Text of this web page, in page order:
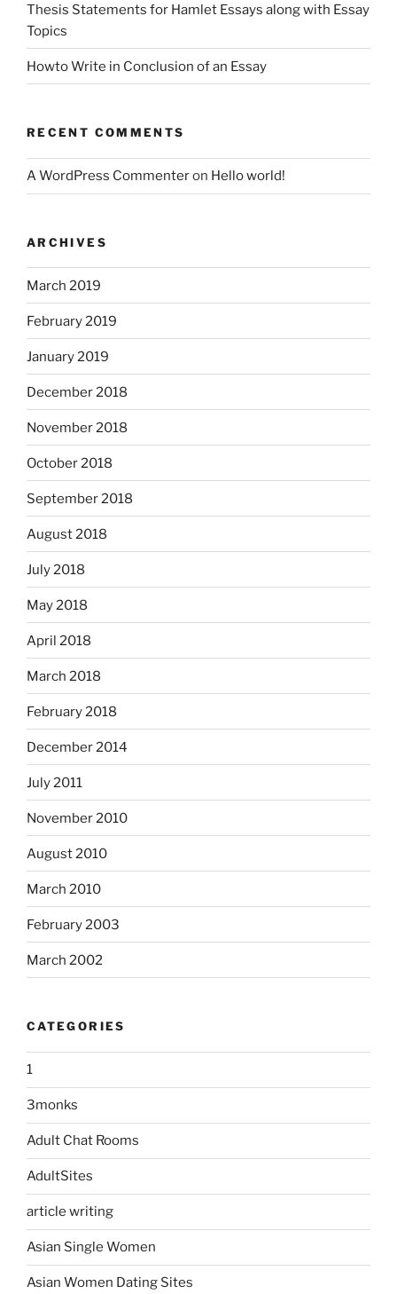
Thesis Statements for Hamlet Essays along with Essay
Topics
Howto Write in Conclusion of an Essay
RECENT COMMENTS
A WordPress Commenteron Hello world!
ARCHIVES
March 2019
February 2019
January 2019
December 2018
November 2018
October 2018
September 2018
August 2018
July 2018
May 2018
April 2018
March 2018
February 2018
December 2014
July 2011
November 2010
August 2010
March 2010
February 2003
March 2002
CATEGORIES
1
3monks
Adult Chat Rooms
AdultSites
article writing
Asian Single Women
Asian Women Dating Sites